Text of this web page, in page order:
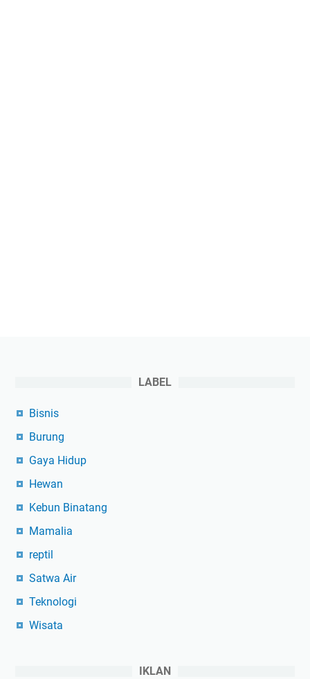
LABEL
Bisnis
Burung
Gaya Hidup
Hewan
Kebun Binatang
Mamalia
reptil
Satwa Air
Teknologi
Wisata
IKLAN